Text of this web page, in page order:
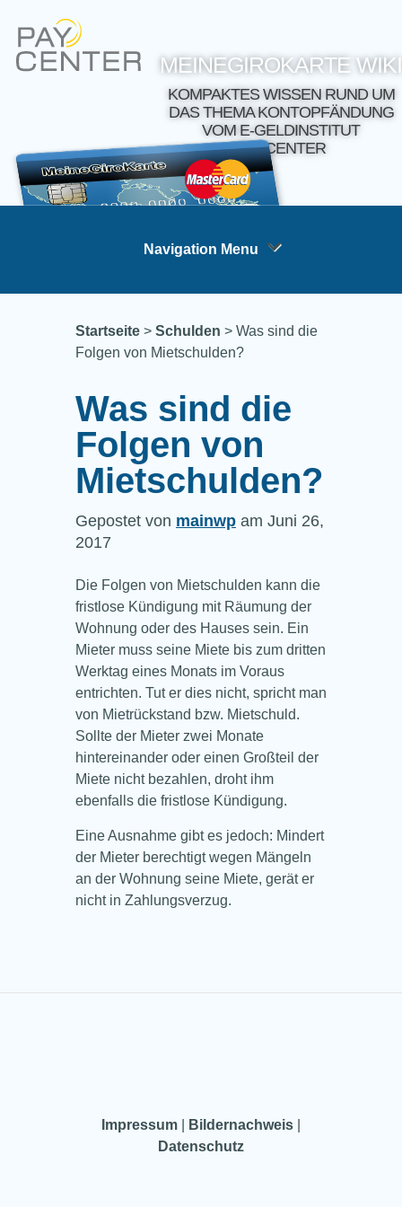
MEINEGIROKARTE WIKI
KOMPAKTES WISSEN RUND UM
DAS THEMA KONTOPFÄNDUNG
VOM E-GELDINSTITUT
PAYCENTER
Navigation Menu
Startseite > Schulden > Was sind die
Folgen von Mietschulden?
Was sind die
Folgen von
Mietschulden?
Gepostet von mainwp am Juni 26,
2017
Die Folgen von Mietschulden kann die
fristlose Kündigung mit Räumung der
Wohnung oder des Hauses sein. Ein
Mieter muss seine Miete bis zum dritten
Werktag eines Monats im Voraus
entrichten. Tut er dies nicht, spricht man
von Mietrückstand bzw. Mietschuld.
Sollte der Mieter zwei Monate
hintereinander oder einen Großteil der
Miete nicht bezahlen, droht ihm
ebenfalls die fristlose Kündigung.
Eine Ausnahme gibt es jedoch: Mindert
der Mieter berechtigt wegen Mängeln
an der Wohnung seine Miete, gerät er
nicht in Zahlungsverzug.
Impressum Bildernachweis
Datenschutz